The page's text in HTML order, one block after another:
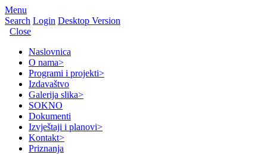
Menu
Search Login Desktop Version
Close
Naslovnica
O nama>
Programi i projekti>
Izdavaštvo
Galerija slika>
SOKNO
Dokumenti
Izvještaji i planovi>
Kontakt>
Priznanja